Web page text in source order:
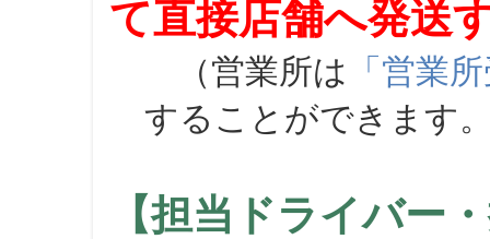
て直接店舗へ発送
（営業所は 「営業
することができます
【担当ドライバー